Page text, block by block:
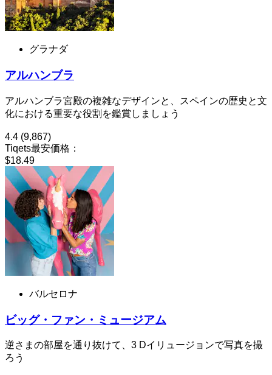
グラナダ
アルハンブラ
アルハンブラ宮殿の複雑なデザインと、スペインの歴史と文
化における重要な役割を鑑賞しましょう
4.4 (9,867)
Tiqets最安価格：
$18.49
バルセロナ
ビッグ・ファン・ミュージアム
逆さまの部屋を通り抜けて、3 Dイリュージョンで写真を撮
ろう